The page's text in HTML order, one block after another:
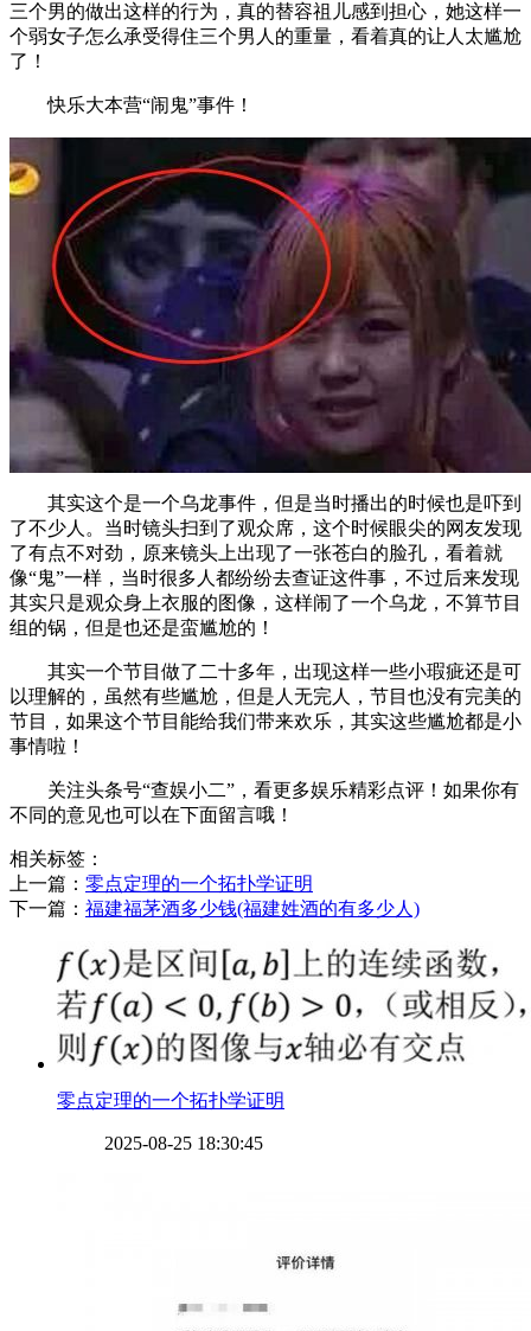
三个男的做出这样的行为，真的替容祖儿感到担心，她这样一
个弱女子怎么承受得住三个男人的重量，看着真的让人太尴尬
了！
快乐大本营“闹鬼”事件！
其实这个是一个乌龙事件，但是当时播出的时候也是吓到
了不少人。当时镜头扫到了观众席，这个时候眼尖的网友发现
了有点不对劲，原来镜头上出现了一张苍白的脸孔，看着就
像“鬼”一样，当时很多人都纷纷去查证这件事，不过后来发现
其实只是观众身上衣服的图像，这样闹了一个乌龙，不算节目
组的锅，但是也还是蛮尴尬的！
其实一个节目做了二十多年，出现这样一些小瑕疵还是可
以理解的，虽然有些尴尬，但是人无完人，节目也没有完美的
节目，如果这个节目能给我们带来欢乐，其实这些尴尬都是小
事情啦！
关注头条号“查娱小二”，看更多娱乐精彩点评！如果你有
不同的意见也可以在下面留言哦！
相关标签：
上一篇： ​零点定理的一个拓扑学证明
下一篇： ​福建福茅酒多少钱(福建姓酒的有多少人)
​零点定理的一个拓扑学证明
2025-08-25 18:30:45